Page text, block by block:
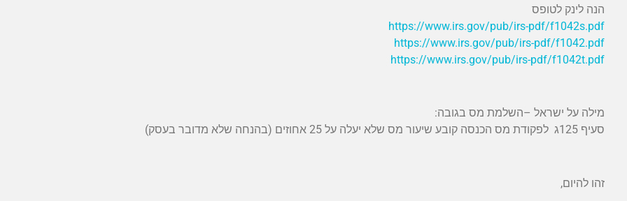
הנה לינק לטופס
https://www.irs.gov/pub/irs-pdf/f1042s.pdf
https://www.irs.gov/pub/irs-pdf/f1042.pdf
https://www.irs.gov/pub/irs-pdf/f1042t.pdf
מילה על ישראל –השלמת מס בגובה:
סעיף 125ג לפקודת מס הכנסה קובע שיעור מס שלא יעלה על 25 אחוזים (בהנחה שלא מדובר בעסק)
זהו להיום,